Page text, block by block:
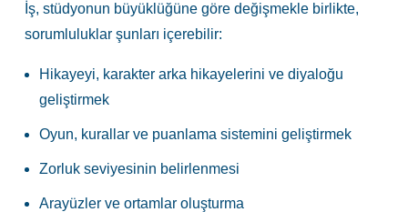
İş, stüdyonun büyüklüğüne göre değişmekle birlikte,
sorumluluklar şunları içerebilir:
Hikayeyi, karakter arka hikayelerini ve diyaloğu
geliştirmek
Oyun, kurallar ve puanlama sistemini geliştirmek
Zorluk seviyesinin belirlenmesi
Arayüzler ve ortamlar oluşturma